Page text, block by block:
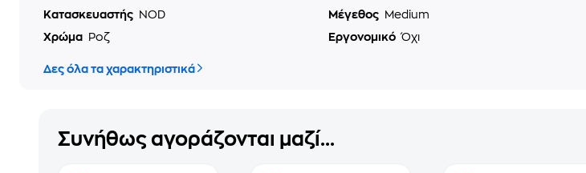
Κατασκευαστής NOD Μέγεθος
Medium
Χρώμα
Ροζ Εργονομικό Όχι
Δες όλα τα χαρακτηριστικά
Συνήθως αγοράζονται μαζί...